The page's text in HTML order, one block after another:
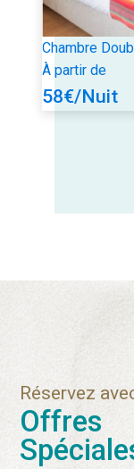
Chambre
À partir de
58€/Nuit
Réservez
Offres